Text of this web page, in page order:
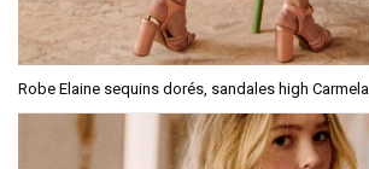
Robe Elaine sequins dorés, sandales high Carmela